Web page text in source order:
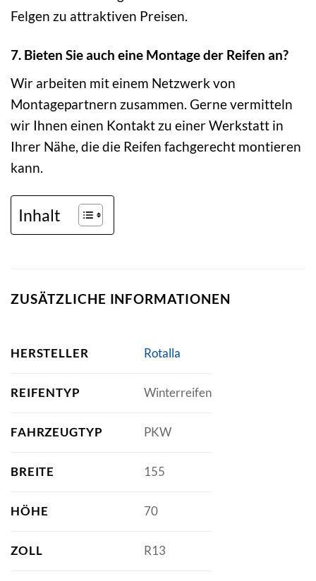
Felgen zu attraktiven Preisen.
7. Bieten Sie auch eine Montage der Reifen an?
Wir arbeiten mit einem Netzwerk von
Montagepartnern zusammen. Gerne vermitteln
wir Ihnen einen Kontakt zu einer Werkstatt in
Ihrer Nähe, die die Reifen fachgerecht montieren
kann.
Inhalt
ZUSÄTZLICHE INFORMATIONEN
HERSTELLER Rotalla
REIFENTYP Winterreifen
FAHRZEUGTYP PKW
BREITE 155
HÖHE 70
ZOLL R13